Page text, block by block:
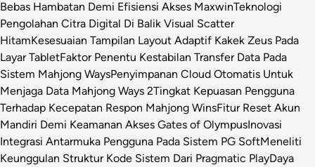
Bebas Hambatan Demi Efisiensi Akses MaxwinTeknologi
Pengolahan Citra Digital Di Balik Visual Scatter
HitamKesesuaian Tampilan Layout Adaptif Kakek Zeus Pada
Layar TabletFaktor Penentu Kestabilan Transfer Data Pada
Sistem Mahjong WaysPenyimpanan Cloud Otomatis Untuk
Menjaga Data Mahjong Ways 2Tingkat Kepuasan Pengguna
Terhadap Kecepatan Respon Mahjong WinsFitur Reset Akun
Mandiri Demi Keamanan Akses Gates of OlympusInovasi
Integrasi Antarmuka Pengguna Pada Sistem PG SoftMeneliti
Keunggulan Struktur Kode Sistem Dari Pragmatic PlayDaya